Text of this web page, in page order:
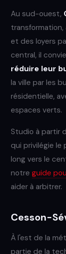
Au sud-ouest,
et des loyers
central, il
réduire leur
la ville par les
résidentielle,
espaces verts.
Studio à partir
qui privilégie
long vers le
notre guide
aider à arbitrer.
Cesson-
À l'est de la
partie de la